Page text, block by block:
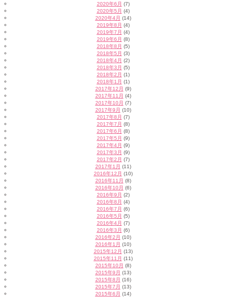
2020年6月 (7)
2020年5月 (4)
2020年4月 (14)
2019年8月 (4)
2019年7月 (4)
2019年6月 (8)
2018年8月 (5)
2018年5月 (3)
2018年4月 (2)
2018年3月 (5)
2018年2月 (1)
2018年1月 (1)
2017年12月 (9)
2017年11月 (4)
2017年10月 (7)
2017年9月 (10)
2017年8月 (7)
2017年7月 (8)
2017年6月 (8)
2017年5月 (9)
2017年4月 (9)
2017年3月 (9)
2017年2月 (7)
2017年1月 (11)
2016年12月 (10)
2016年11月 (8)
2016年10月 (6)
2016年9月 (2)
2016年8月 (4)
2016年7月 (6)
2016年5月 (5)
2016年4月 (7)
2016年3月 (6)
2016年2月 (10)
2016年1月 (10)
2015年12月 (13)
2015年11月 (11)
2015年10月 (8)
2015年9月 (13)
2015年8月 (16)
2015年7月 (13)
2015年6月 (14)